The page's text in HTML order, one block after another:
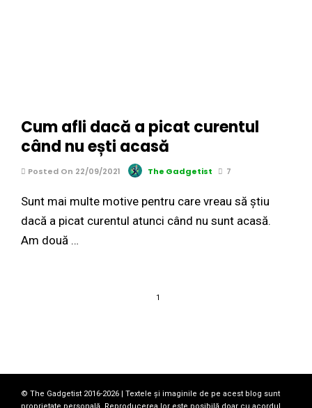
Cum afli dacă a picat curentul
când nu ești acasă
Posted On 22/09/2021 The Gadgetist 7
Sunt mai multe motive pentru care vreau să știu
dacă a picat curentul atunci când nu sunt acasă.
Am două …
1
© The Gadgetist 2016-2026 | Textele și imaginile de pe acest blog sunt